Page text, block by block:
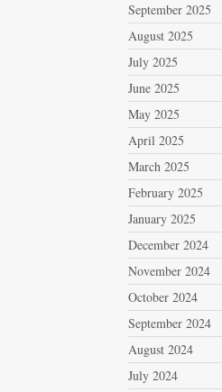
September 2025
August 2025
July 2025
June 2025
May 2025
April 2025
March 2025
February 2025
January 2025
December 2024
November 2024
October 2024
September 2024
August 2024
July 2024